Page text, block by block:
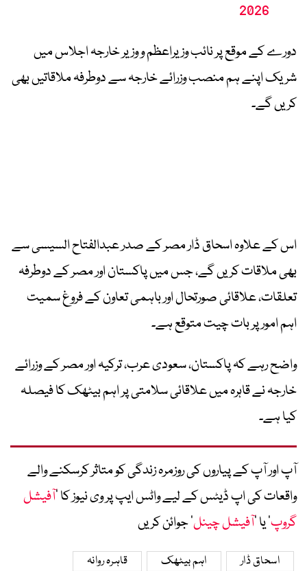
2026
دورے کے موقع پر نائب وزیراعظم و وزیر خارجہ اجلاس میں
شریک اپنے ہم منصب وزرائے خارجہ سے دوطرفہ ملاقاتیں بھی
کریں گے۔
اس کے علاوہ اسحاق ڈار مصر کے صدر عبدالفتاح السیسی سے
بھی ملاقات کریں گے، جس میں پاکستان اور مصر کے دوطرفہ
تعلقات، علاقائی صورتحال اور باہمی تعاون کے فروغ سمیت
اہم امور پر بات چیت متوقع ہے۔
واضح رہے کہ پاکستان، سعودی عرب، ترکیہ اور مصر کے وزرائے
خارجہ نے قاہرہ میں علاقائی سلامتی پر اہم بیٹھک کا فیصلہ
کیا ہے۔
آپ اور آپ کے پیاروں کی روزمرہ زندگی کو متاثر کرسکنے والے
واقعات کی اپ ڈیٹس کے لیے واٹس ایپ پر وی نیوز کا ’آفیشل
گروپ‘ یا ’آفیشل چینل‘ جوائن کریں
اسحاق ڈار اہم بیٹھک
قاہرہ روانہ